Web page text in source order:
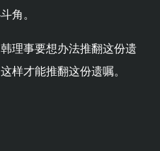
角。
理事要想办法推翻这份遗
样才能推翻这份遗嘱。